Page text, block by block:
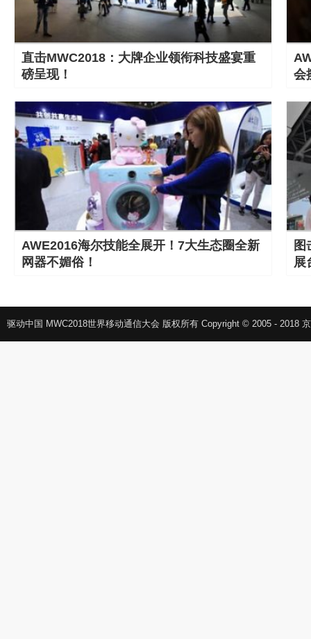
直击MWC2018：大牌企业领衔科技盛宴重
磅呈现！
会
AWE2016海尔技能全展开！7大生态圈全新
网器不媚俗！
图
展
驱动中国 MWC2018世界移动通信大会 版权所有 Copyright © 2005 - 2018